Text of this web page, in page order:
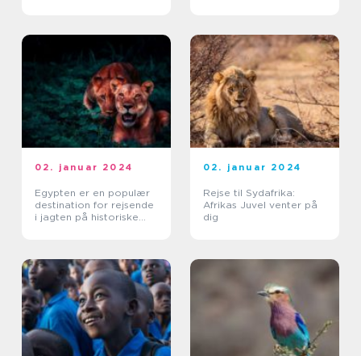
02. januar 2024
Egypten er en populær
destination for rejsende
i jagten på historiske
02. januar 2024
Rejse til Sydafrika:
Afrikas Juvel venter på
dig